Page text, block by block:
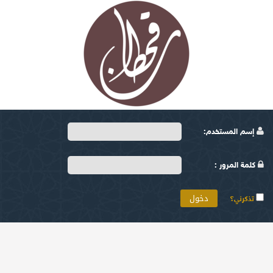
إسم المستخدم:
كلمة المرور :
تذكرني؟